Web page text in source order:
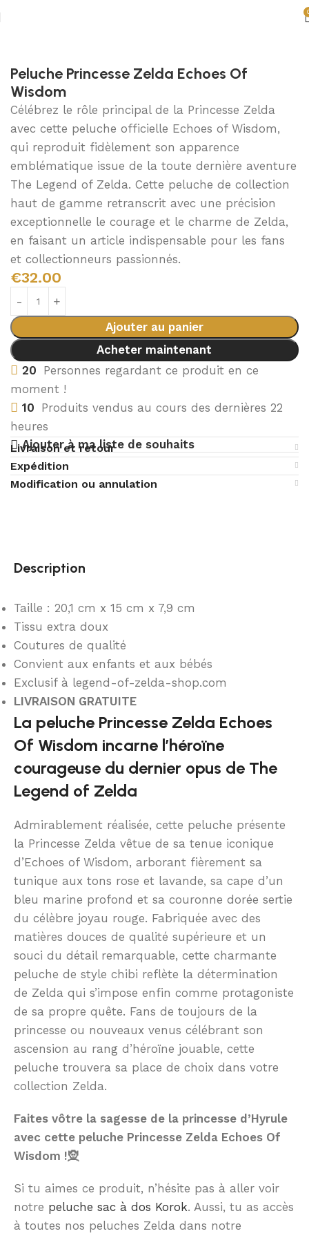
Peluche Princesse Zelda Echoes Of
Wisdom
Célébrez le rôle principal de la Princesse Zelda
avec cette peluche officielle Echoes of Wisdom,
qui reproduit fidèlement son apparence
emblématique issue de la toute dernière aventure
The Legend of Zelda. Cette peluche de collection
haut de gamme retranscrit avec une précision
exceptionnelle le courage et le charme de Zelda,
en faisant un article indispensable pour les fans
et collectionneurs passionnés.
€32.00
Ajouter au panier
Acheter maintenant
20 Personnes regardant ce produit en ce
moment !
10 Produits vendus au cours des dernières 22
heures
Ajouter à ma liste de souhaits
Livraison et retour
Expédition
Modification ou annulation
Description
Taille : 20,1 cm x 15 cm x 7,9 cm
Tissu extra doux
Coutures de qualité
Convient aux enfants et aux bébés
Exclusif à legend-of-zelda-shop.com
LIVRAISON GRATUITE
La peluche Princesse Zelda Echoes
Of Wisdom incarne l’héroïne
courageuse du dernier opus de The
Legend of Zelda
Admirablement réalisée, cette peluche présente
la Princesse Zelda vêtue de sa tenue iconique
d’Echoes of Wisdom, arborant fièrement sa
tunique aux tons rose et lavande, sa cape d’un
bleu marine profond et sa couronne dorée sertie
du célèbre joyau rouge. Fabriquée avec des
matières douces de qualité supérieure et un
souci du détail remarquable, cette charmante
peluche de style chibi reflète la détermination
de Zelda qui s’impose enfin comme protagoniste
de sa propre quête. Fans de toujours de la
princesse ou nouveaux venus célébrant son
ascension au rang d’héroïne jouable, cette
peluche trouvera sa place de choix dans votre
collection Zelda.
Faites vôtre la sagesse de la princesse d’Hyrule
avec cette peluche Princesse Zelda Echoes Of
Wisdom !🧝
Si tu aimes ce produit, n’hésite pas à aller voir
notre peluche sac à dos Korok. Aussi, tu as accès
à toutes nos peluches Zelda dans notre